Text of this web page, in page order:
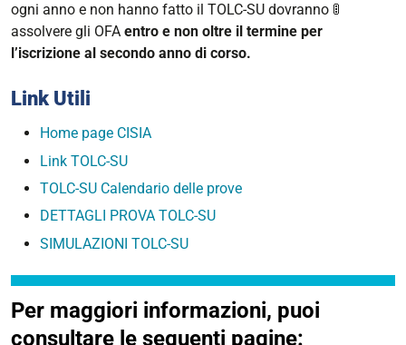
ogni anno e non hanno fatto il TOLC-SU dovranno 🚦
assolvere gli OFA entro e non oltre il termine per
l’iscrizione al secondo anno di corso.
Link Utili
Home page CISIA
Link TOLC-SU
TOLC-SU Calendario delle prove
DETTAGLI PROVA TOLC-SU
SIMULAZIONI TOLC-SU
Per maggiori informazioni, puoi
consultare le seguenti pagine: